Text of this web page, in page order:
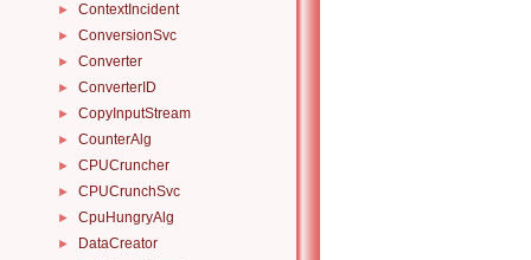
► ContextIncident
► ConversionSvc
► Converter
► ConverterID
► CopyInputStream
► CounterAlg
► CPUCruncher
► CPUCrunchSvc
► CpuHungryAlg
► DataCreator